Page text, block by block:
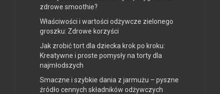
zdrowe smoothie?
Właściwości i wartości odżywcze zielonego
groszku: Zdrowe korzyści
Jak zrobić tort dla dziecka krok po kroku:
Kreatywne i proste pomysły na torty dla
najmłodszych
Smaczne i szybkie dania z jarmużu – pyszne
źródło cennych składników odżywczych